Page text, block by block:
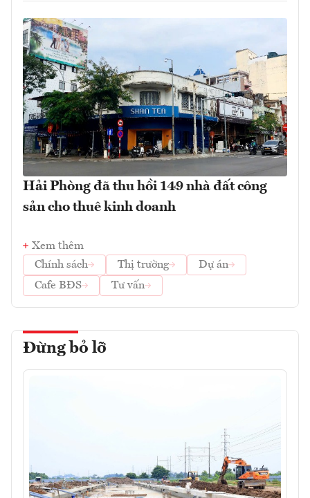
Hải Phòng đã thu hồi 149 nhà đất công
sản cho thuê kinh doanh
Xem thêm
Chính sách
Thị trường
Dự án
Cafe BĐS
Tư vấn
Đừng bỏ lỡ